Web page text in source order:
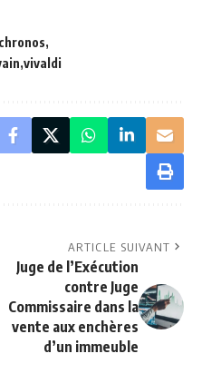
chronos
vivaldi
ARTICLE SUIVANT
Juge de l’Exécution
contre Juge
Commissaire dans la
vente aux enchères
d’un immeuble